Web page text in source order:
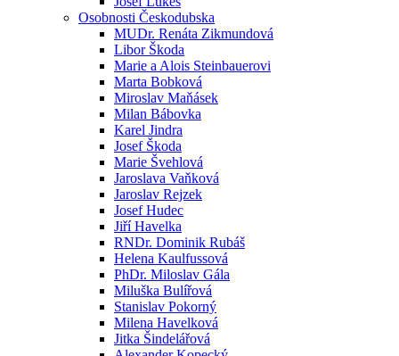
Osobnosti Českodubska
MUDr. Renáta Zikmundová
Libor Škoda
Marie a Alois Steinbauerovi
Marta Bobková
Miroslav Maňásek
Milan Bábovka
Karel Jindra
Josef Škoda
Marie Švehlová
Jaroslava Vaňková
Jaroslav Rejzek
Josef Hudec
Jiří Havelka
RNDr. Dominik Rubáš
Helena Kaulfussová
PhDr. Miloslav Gála
Miluška Bulířová
Stanislav Pokorný
Milena Havelková
Jitka Šindelářová